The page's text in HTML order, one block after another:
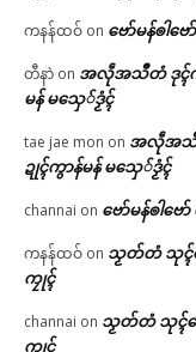
ကနန်ထဝ် on ဗော်မန်ၜါဗ
တီနာဲ on အလဵုအသဳတံ ဒုၚ်က
မန် မသှေ်ဒၟံၚ်
tae jae mon on အလဵုအသဳ
ဍုၚ်ကွာန်မန် မသှေ်ဒၟံၚ်
channai on ဗော်မန်ၜါဗ
ကနန်ထဝ် on သၟတ်တံ သုၚ်စ
ကၠုၚ်
channai on သၟတ်တံ သုၚ်စ
ကၠုၚ်